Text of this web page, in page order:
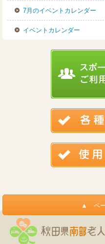
7月のイベントカレンダー
イベントカレンダー